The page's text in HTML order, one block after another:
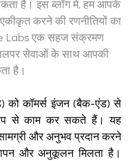
है। इस ब्लॉग में, हम आपके
करने की रणनीतियों का
Labs एक सहज संक्रमण
सेवाओं के साथ आपकी
है।
को कॉमर्स इंजन (बैक-एंड) से
से काम कर सकते हैं। यह
और अनुभव प्रदान करने
और अनुकूलन मिलता है।